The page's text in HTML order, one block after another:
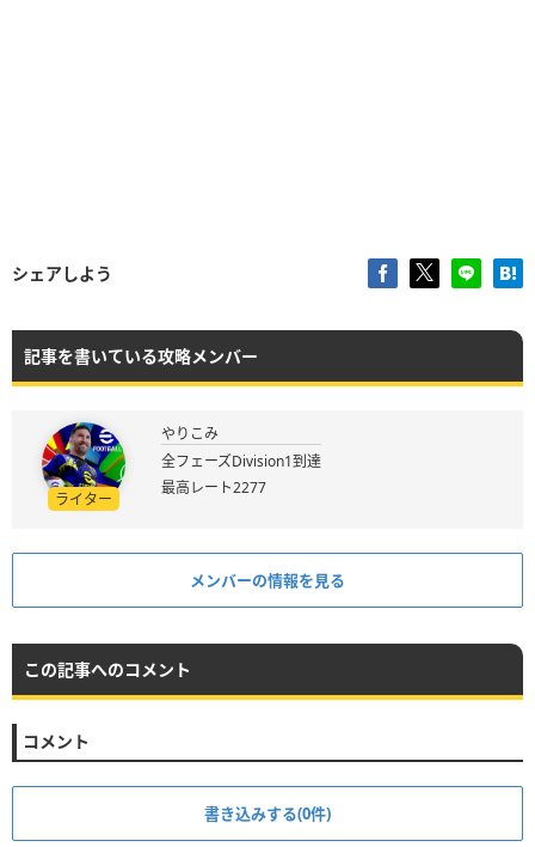
シェアしよう
記事を書いている攻略メンバー
ライター
やりこみ
全フェーズDivision1到達
最高レート2277
メンバーの情報を見る
この記事へのコメント
コメント
書き込みする(0件)